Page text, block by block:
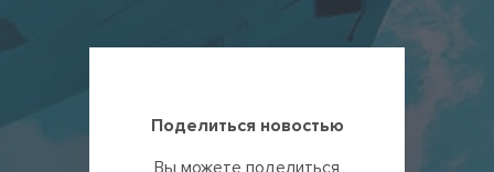
Поделиться новостью
Вы можете поделиться